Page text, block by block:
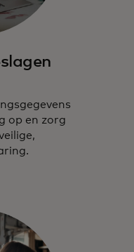
op en zorg